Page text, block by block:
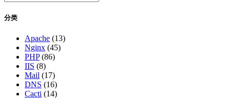
分类
Apache (13)
Nginx (45)
PHP(86)
IIS (8)
Mail (17)
DNS (16)
Cacti (14)